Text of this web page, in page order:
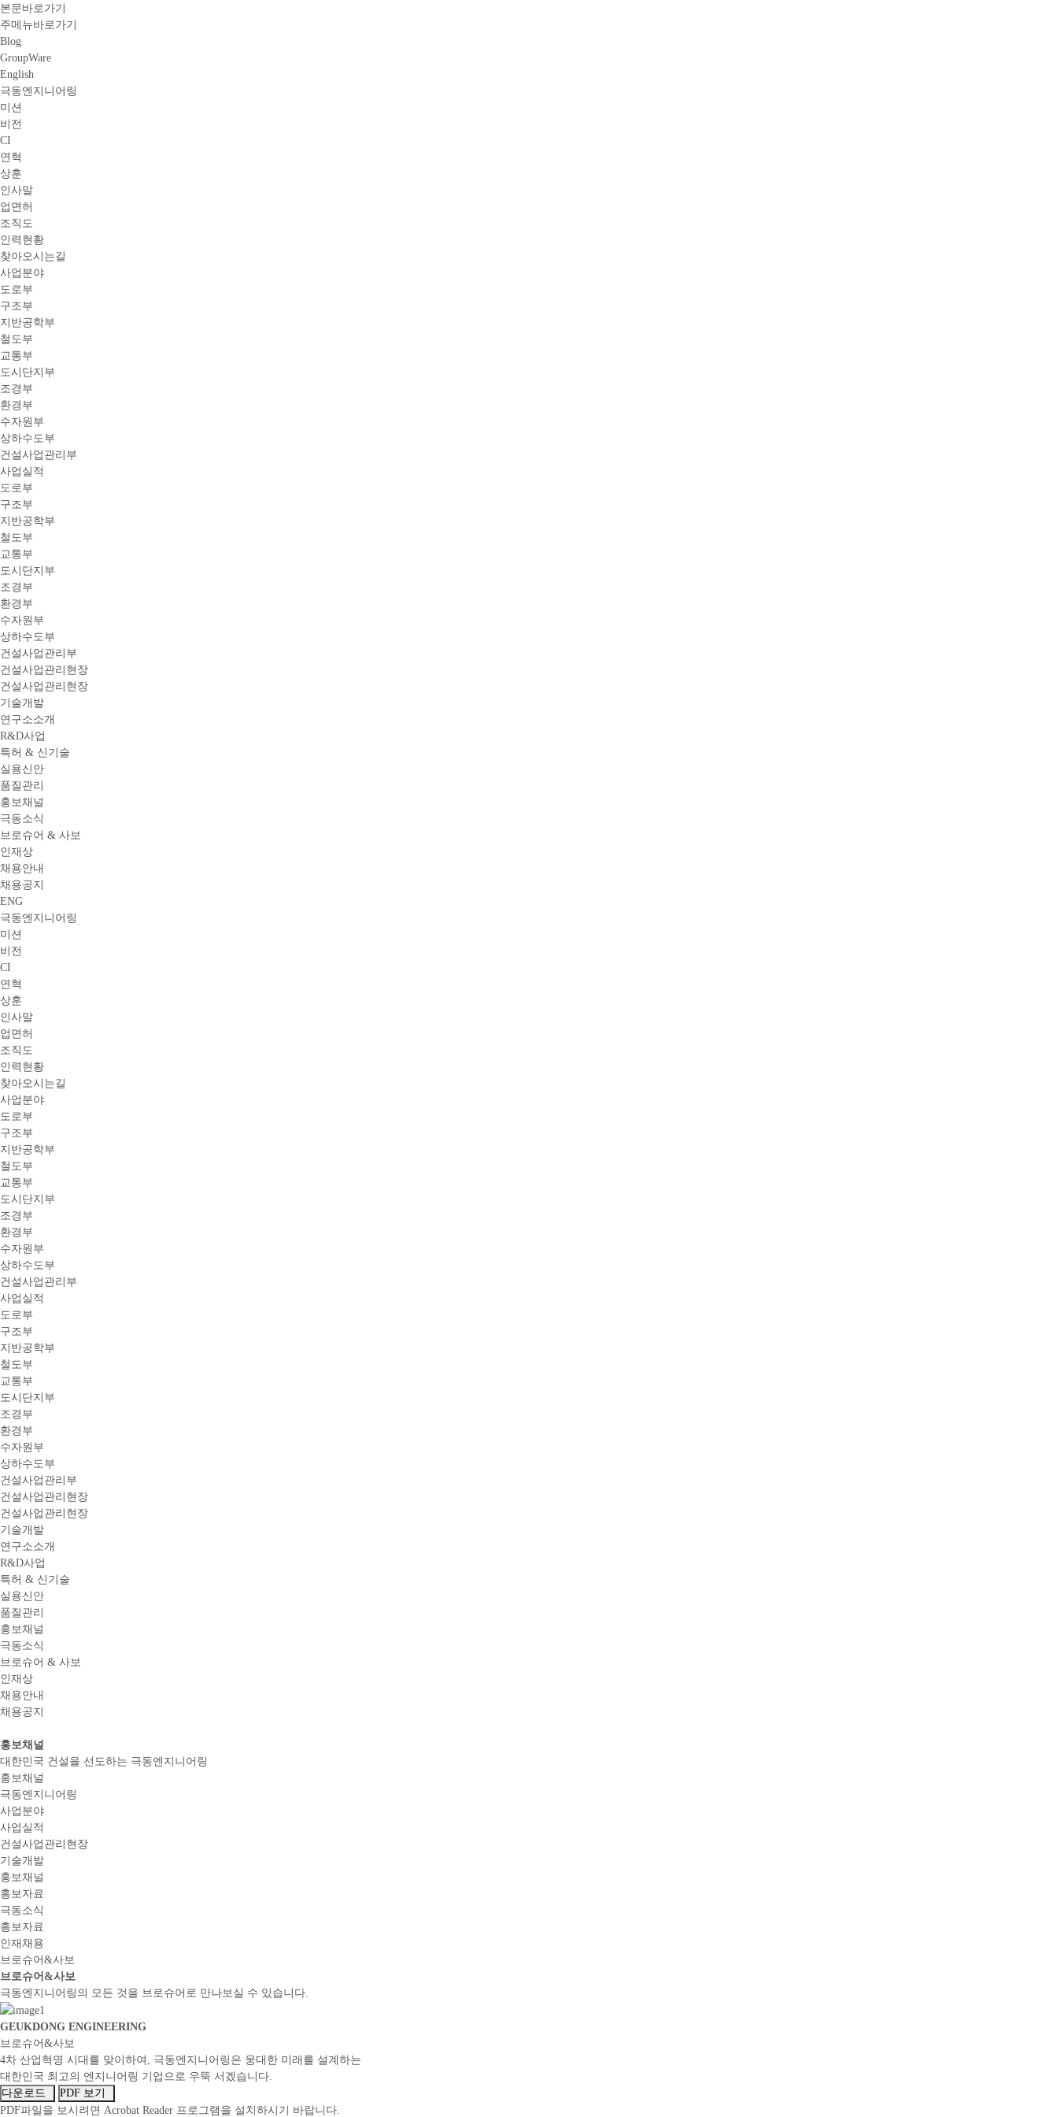
본문바로가기
주메뉴바로가기
Blog
GroupWare
English
극동엔지니어링
미션
비전
CI
연혁
상훈
인사말
업면허
조직도
인력현황
찾아오시는길
사업분야
도로부
구조부
지반공학부
철도부
교통부
도시단지부
조경부
환경부
수자원부
상하수도부
건설사업관리부
사업실적
도로부
구조부
지반공학부
철도부
교통부
도시단지부
조경부
환경부
수자원부
상하수도부
건설사업관리부
건설사업관리현장
건설사업관리현장
기술개발
연구소소개
R&D사업
특허 & 신기술
실용신안
품질관리
홍보채널
극동소식
브로슈어 & 사보
인재상
채용안내
채용공지
ENG
극동엔지니어링
미션
비전
CI
연혁
상훈
인사말
업면허
조직도
인력현황
찾아오시는길
사업분야
도로부
구조부
지반공학부
철도부
교통부
도시단지부
조경부
환경부
수자원부
상하수도부
건설사업관리부
사업실적
도로부
구조부
지반공학부
철도부
교통부
도시단지부
조경부
환경부
수자원부
상하수도부
건설사업관리부
건설사업관리현장
건설사업관리현장
기술개발
연구소소개
R&D사업
특허 & 신기술
실용신안
품질관리
홍보채널
극동소식
브로슈어 & 사보
인재상
채용안내
채용공지
홍보채널
대한민국 건설을 선도하는 극동엔지니어링
홍보채널
극동엔지니어링
사업분야
사업실적
건설사업관리현장
기술개발
홍보채널
홍보자료
극동소식
홍보자료
인재채용
브로슈어&사보
브로슈어&사보
극동엔지니어링의 모든 것을 브로슈어로 만나보실 수 있습니다.
GEUKDONG ENGINEERING
브로슈어&사보
4차 산업혁명 시대를 맞이하여, 극동엔지니어링은 웅대한 미래를 설계하는
대한민국 최고의 엔지니어링 기업으로 우뚝 서겠습니다.
다운로드
PDF 보기
PDF파일을 보시려면 Acrobat Reader 프로그램을 설치하시기 바랍니다.